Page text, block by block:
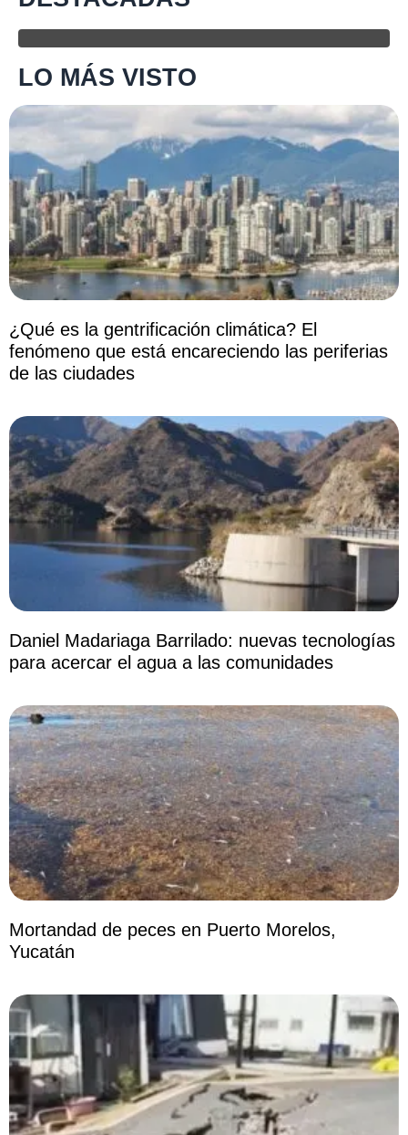
LO MÁS VISTO
¿Qué es la gentrificación climática? El
fenómeno que está encareciendo las periferias
de las ciudades
Daniel Madariaga Barrilado: nuevas tecnologías
para acercar el agua a las comunidades
Mortandad de peces en Puerto Morelos,
Yucatán